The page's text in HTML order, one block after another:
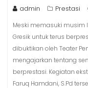
admin Prestasi
Meski memasuki musim
Gresik untuk terus
dibuktikan oleh Teater
mengajarkan tentang
berprestasi. Kegiatan
Faruq Hamdani, S.Pd